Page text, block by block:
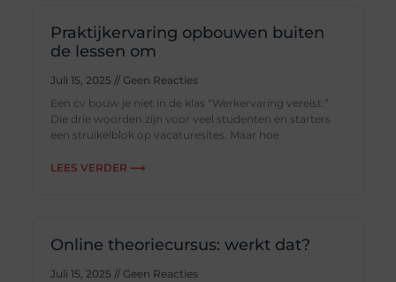
Praktijkervaring opbouwen buiten
de lessen om
Juli 15, 2025
Geen Reacties
Een cv bouw je niet in de klas “Werkervaring vereist.”
Die drie woorden zijn voor veel studenten en starters
een struikelblok op vacaturesites. Maar hoe
LEES VERDER ⟶
Online theoriecursus: werkt dat?
Juli 15, 2025
Geen Reacties